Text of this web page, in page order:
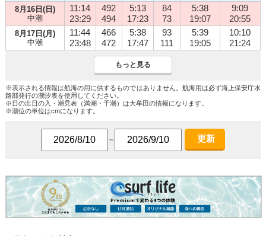
8月16日(日)
中潮
11:14
23:29
492
494
5:13
17:23
84
73
5:38
19:07
9:09
20:55
8月17日(月)
中潮
11:44
23:48
466
472
5:38
17:47
93
111
5:39
19:05
10:10
21:24
もっと見る
※表示される情報は航海の用に供するものではありません。航海用は必ず海上保安庁水
路部発行の潮汐表を使用してください。
※日の出日の入・潮見表（満潮・干潮）は大牟田の情報になります。
※潮位の単位はcmになります。
～ 更新